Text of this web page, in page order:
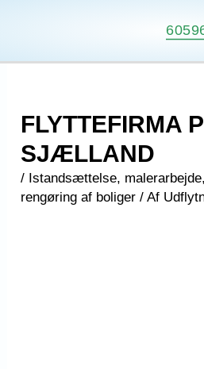
FLYTTEFIRMA
SJÆLLAND
/ Istandsættelse,
rengøring af boliger / Af